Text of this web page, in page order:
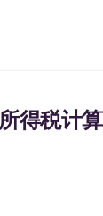
得税计